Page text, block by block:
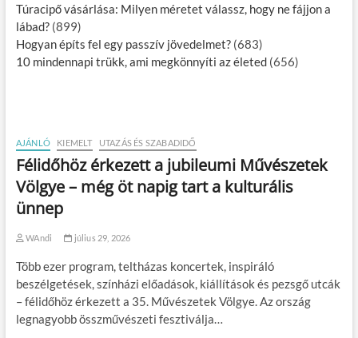
Túracipő vásárlása: Milyen méretet válassz, hogy ne fájjon a
lábad? (899)
Hogyan építs fel egy passzív jövedelmet? (683)
10 mindennapi trükk, ami megkönnyíti az életed (656)
AJÁNLÓ KIEMELT UTAZÁS ÉS SZABADIDŐ
Félidőhöz érkezett a jubileumi Művészetek
Völgye – még öt napig tart a kulturális
ünnep
WAndi július 29, 2026
Több ezer program, teltházas koncertek, inspiráló
beszélgetések, színházi előadások, kiállítások és pezsgő utcák
– félidőhöz érkezett a 35. Művészetek Völgye. Az ország
legnagyobb összművészeti fesztiválja…